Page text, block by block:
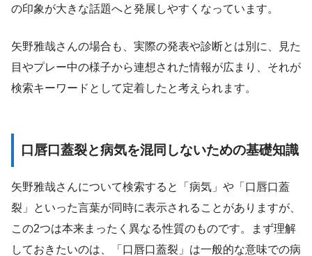
の印象が大きな話題へと発展しやすくなっています。
矢野雅哉さんの場合も、実際の発表や診断とは別に、見た
目やプレー中の様子から連想された情報が広まり、それが
検索キーワードとして定着したと考えられます。
口唇口蓋裂と病気を混同しないための基礎知識
矢野雅哉さんについて検索すると「病気」や「口唇口蓋
裂」といった言葉が同時に表示されることがありますが、
この2つは本来まったく異なる性質のものです。まず理解
しておきたいのは、「口唇口蓋裂」は一般的な意味での病